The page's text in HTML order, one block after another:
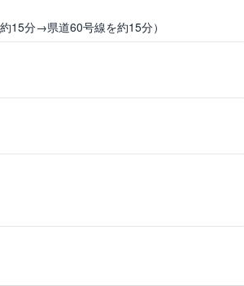
15分→県道60号線を約15分）